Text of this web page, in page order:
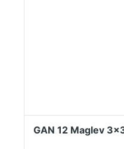
GAN 12 Maglev